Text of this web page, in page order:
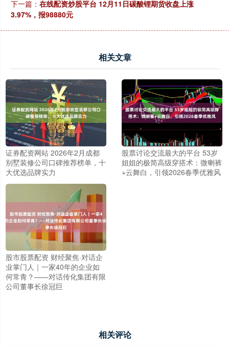
下一篇： 在线配资炒股平台 12月11日碳酸锂期货收盘上涨
3.97%，报98880元
相关文章
证券配资网站 2026年2月成都
别墅装修公司口碑推荐榜单，十
大优选品牌实力
股票讨论交流最大的平台 53岁
姐姐的极简高级穿搭术：微喇裤
+云舞白，引领2026春季优雅风
股市股票配资 财经聚焦·对话企
业掌门人｜一家40年的企业如
何常青？——对话传化集团有限
公司董事长徐冠巨
相关评论